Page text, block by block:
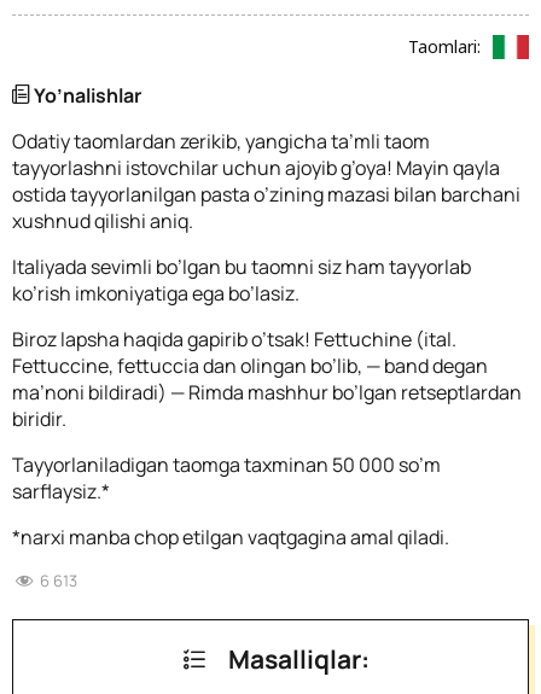
Taomlari:
Yo’nalishlar
Odatiy taomlardan zerikib, yangicha ta’mli taom
tayyorlashni istovchilar uchun ajoyib g’oya! Mayin qayla
ostida tayyorlanilgan pasta o’zining mazasi bilan barchani
xushnud qilishi aniq.
Italiyada sevimli bo’lgan bu taomni siz ham tayyorlab
ko’rish imkoniyatiga ega bo’lasiz.
Biroz lapsha haqida gapirib o’tsak! Fettuchine (ital.
Fettuccine, fettuccia dan olingan bo’lib, — band degan
ma’noni bildiradi) — Rimda mashhur bo’lgan retseptlardan
biridir.
Tayyorlaniladigan taomga taxminan 50 000 so’m
sarflaysiz.*
*narxi manba chop etilgan vaqtgagina amal qiladi.
6 613
Masalliqlar: